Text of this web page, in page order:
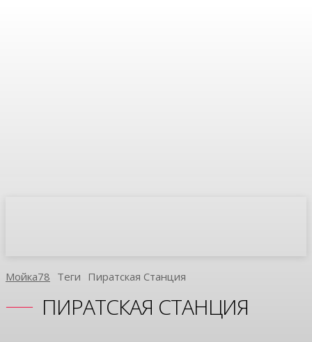
Мойка78 Теги Пиратская Станция
ПИРАТСКАЯ СТАНЦИЯ